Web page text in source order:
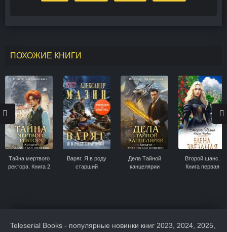
ПОХОЖИЕ КНИГИ
Тайна мертвого
ректора. Книга 2
Варяг. Я в роду
старший
Дела Тайной
канцелярии
Второй шанс.
Книга первая
Teleserial Books - популярные новинки книг 2023, 2024, 2025,